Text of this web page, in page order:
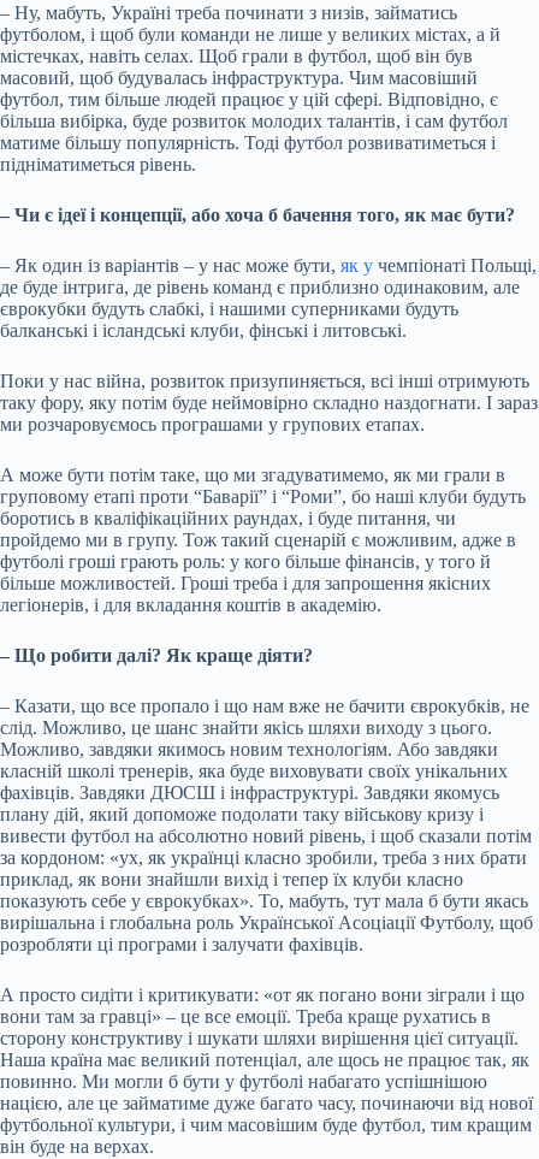
– Ну, мабуть, Україні треба починати з низів, займатись
футболом, і щоб були команди не лише у великих містах, а й
містечках, навіть селах. Щоб грали в футбол, щоб він був
масовий, щоб будувалась інфраструктура. Чим масовіший
футбол, тим більше людей працює у цій сфері. Відповідно, є
більша вибірка, буде розвиток молодих талантів, і сам футбол
матиме більшу популярність. Тоді футбол розвиватиметься і
підніматиметься рівень.
– Чи є ідеї і концепції, або хоча б бачення того, як має бути?
– Як один із варіантів – у нас може бути, як у чемпіонаті Польщі,
де буде інтрига, де рівень команд є приблизно одинаковим, але
єврокубки будуть слабкі, і нашими суперниками будуть
балканські і ісландські клуби, фінські і литовські.
Поки у нас війна, розвиток призупиняється, всі інші отримують
таку фору, яку потім буде неймовірно складно наздогнати. І зараз
ми розчаровуємось програшами у групових етапах.
А може бути потім таке, що ми згадуватимемо, як ми грали в
груповому етапі проти “Баварії” і “Роми”, бо наші клуби будуть
боротись в кваліфікаційних раундах, і буде питання, чи
пройдемо ми в групу. Тож такий сценарій є можливим, адже в
футболі гроші грають роль: у кого більше фінансів, у того й
більше можливостей. Гроші треба і для запрошення якісних
легіонерів, і для вкладання коштів в академію.
– Що робити далі? Як краще діяти?
– Казати, що все пропало і що нам вже не бачити єврокубків, не
слід. Можливо, це шанс знайти якісь шляхи виходу з цього.
Можливо, завдяки якимось новим технологіям. Або завдяки
класній школі тренерів, яка буде виховувати своїх унікальних
фахівців. Завдяки ДЮСШ і інфраструктурі. Завдяки якомусь
плану дій, який допоможе подолати таку військову кризу і
вивести футбол на абсолютно новий рівень, і щоб сказали потім
за кордоном: «ух, як українці класно зробили, треба з них брати
приклад, як вони знайшли вихід і тепер їх клуби класно
показують себе у єврокубках». То, мабуть, тут мала б бути якась
вирішальна і глобальна роль Української Асоціації Футболу, щоб
розробляти ці програми і залучати фахівців.
А просто сидіти і критикувати: «от як погано вони зіграли і що
вони там за гравці» – це все емоції. Треба краще рухатись в
сторону конструктиву і шукати шляхи вирішення цієї ситуації.
Наша країна має великий потенціал, але щось не працює так, як
повинно. Ми могли б бути у футболі набагато успішнішою
нацією, але це займатиме дуже багато часу, починаючи від нової
футбольної культури, і чим масовішим буде футбол, тим кращим
він буде на верхах.